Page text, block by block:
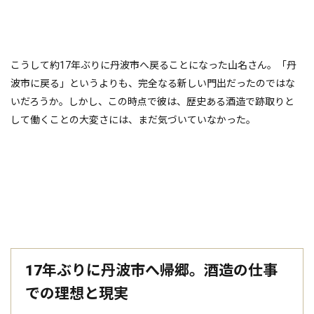
こうして約17年ぶりに丹波市へ戻ることになった山名さん。「丹
波市に戻る」というよりも、完全なる新しい門出だったのではな
いだろうか。しかし、この時点で彼は、歴史ある酒造で跡取りと
して働くことの大変さには、まだ気づいていなかった。
17年ぶりに丹波市へ帰郷。酒造の仕事
での理想と現実